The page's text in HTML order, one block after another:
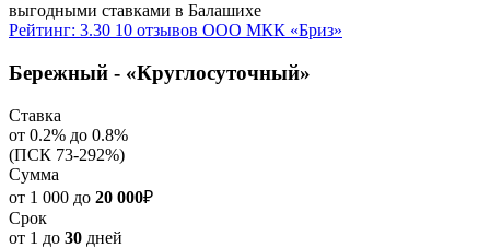
Рейтинг: 3.30 10 отзывов ООО МКК «Бриз»
Бережный - «Круглосуточный»
Ставка
от 0.2% до 0.8%
(ПСК 73-292%)
Сумма
от 1 000 до 20 000₽
Срок
от 1 до 30 дней